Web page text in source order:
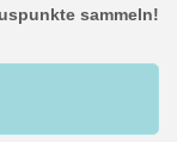
sammeln!